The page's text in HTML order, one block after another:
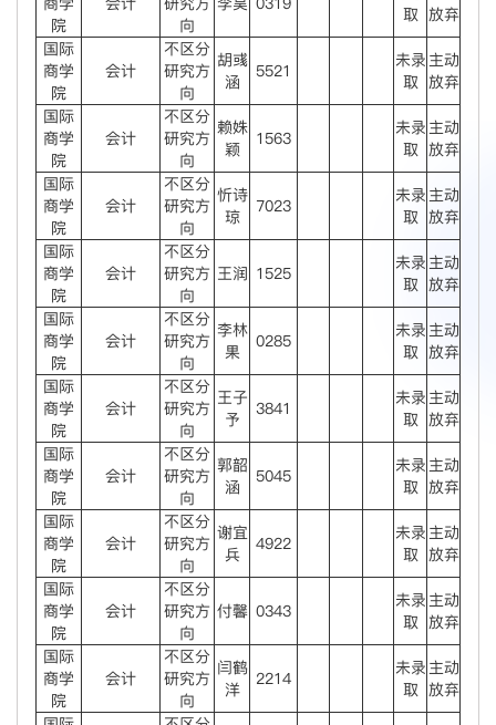
院
向
取 放弃
国际
商学
院
会计
不区分
研究方
向
胡彧
涵
5521
未录
取
主动
放弃
国际
商学
院
会计
不区分
研究方
向
赖姝
颖
1563
未录
取
主动
放弃
国际
商学
院
会计
不区分
研究方
向
忻诗
琼
7023
未录
取
主动
放弃
国际
商学
院
会计
不区分
研究方
向
王润 1525
未录
取
主动
放弃
国际
商学
院
会计
不区分
研究方
向
李林
果
0285
未录
取
主动
放弃
国际
商学
院
会计
不区分
研究方
向
王子
予
3841
未录
取
主动
放弃
国际
商学
院
会计
不区分
研究方
向
郭韶
涵
5045
未录
取
主动
放弃
国际
商学
院
会计
不区分
研究方
向
谢宜
兵
4922
未录
取
主动
放弃
国际
商学
院
会计
不区分
研究方
向
付馨 0343
未录
取
主动
放弃
国际
商学
院
会计
不区分
研究方
向
闫鹤
洋
2214
未录
取
主动
放弃